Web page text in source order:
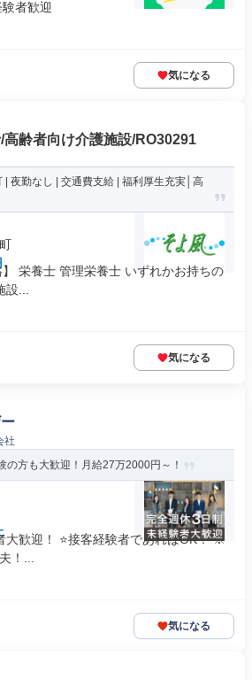
者歓迎
気になる
齢者向け介護施設/RO30291
| 夜勤なし | 交通費支給 | 福利厚生充実│高
栄養士 管理栄養士 いずれかお持ちの
...
気になる
社
の方も大歓迎！月給27万2000円～！
大歓迎！ ⭐接客経験者であればOK！ ※
！...
気になる